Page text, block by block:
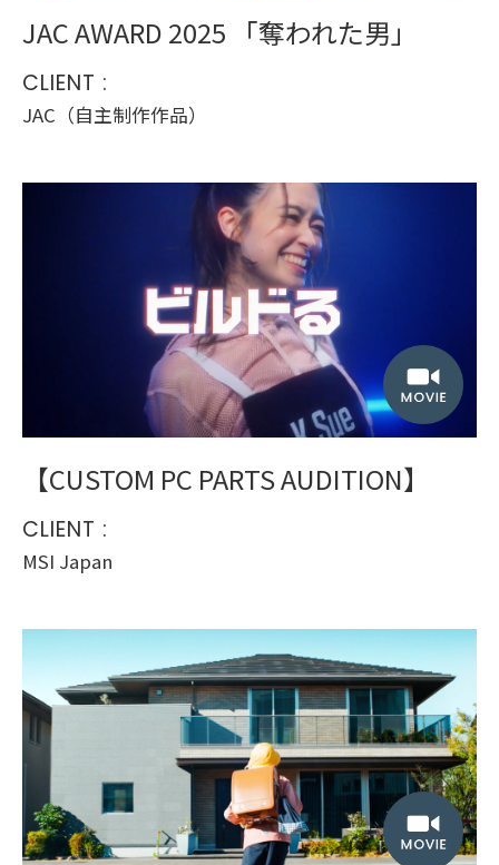
JAC AWARD 2025 「奪われた男」
CLIENT :
JAC（自主制作作品）
【CUSTOM PC PARTS AUDITION】
CLIENT :
MSI Japan